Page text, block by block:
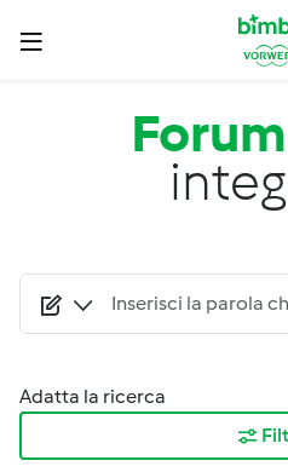
Salta al contenuto principale
Forum
Adatta la ricerca